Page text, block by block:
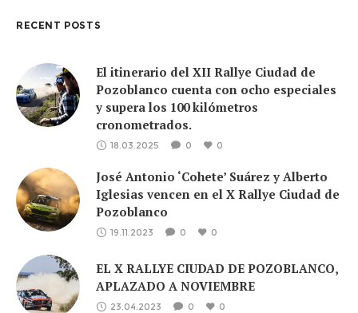
RECENT POSTS
El itinerario del XII Rallye Ciudad de
Pozoblanco cuenta con ocho especiales
y supera los 100 kilómetros
cronometrados.
18.03.2025 0 0
José Antonio ‘Cohete’ Suárez y Alberto
Iglesias vencen en el X Rallye Ciudad de
Pozoblanco
19.11.2023 0 0
EL X RALLYE CIUDAD DE POZOBLANCO,
APLAZADO A NOVIEMBRE
23.04.2023 0 0